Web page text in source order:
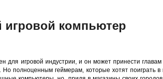
компьютер
для игровой индустрии, и он может принести
полноценным геймерам, которые хотят поиграть